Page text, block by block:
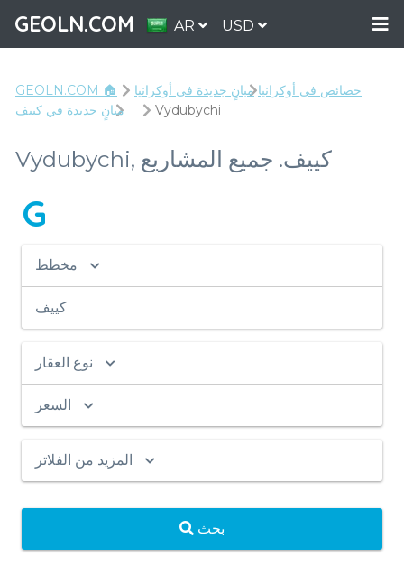
GEOLN.COM AR USD
GEOLN.COM 🏠 خصائص في أوكرانيا مبانٍ جديدة في أوكرانيا
مبانٍ جديدة في كييف
Vydubychi
Vydubychi, كييف. جميع المشاريع
G
مخطط
كييف
نوع العقار
السعر
المزيد من الفلاتر
بحث